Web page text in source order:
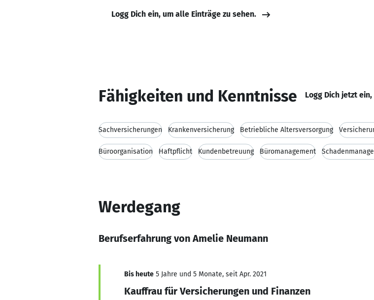
Logg Dich ein, um alle Einträge zu sehen.
Fähigkeiten und Kenntnisse Logg Dich jetzt
Sachversicherungen Krankenversicherung Betriebliche Altersversorgung
Büroorganisation Haftpflicht Kundenbetreuung Büromanagement
Werdegang
Berufserfahrung von Amelie Neumann
Bis heute 5 Jahre und 5 Monate, seit Apr. 2021
Kauffrau für Versicherungen und Finanzen